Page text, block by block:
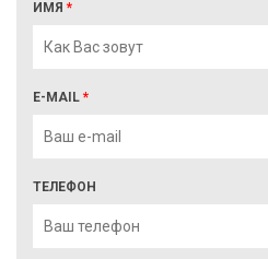
ИМЯ *
E-MAIL *
ТЕЛЕФОН